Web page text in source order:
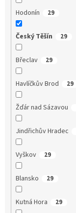
Hodonín 29
Český Těšín 29
Břeclav 29
Havlíčkův Brod 29
Žďár nad Sázavou
Jindřichův Hradec
Vyškov 29
Blansko 29
Kutná Hora 29